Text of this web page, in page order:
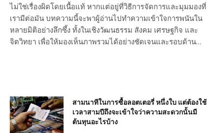
ไม่ใช่เรื่องผิดโดยเนื้อแท้ หากแต่อยู่ที่วิธีการจัดการและมุมมองที่
เรามีต่อมัน บทความนี้จะพาผู้อ่านไปทำความเข้าใจการพนันใน
หลายมิติอย่างลึกซึ้ง ทั้งในเชิงวัฒนธรรม สังคม เศรษฐกิจ และ
จิตวิทยา เพื่อให้มองเห็นภาพรวมได้อย่างชัดเจนและรอบด้าน…
สามนาทีในการซื้อลอตเตอรี่ หนึ่งใบ แต่ต้องใช้
เวลาสามปีถึงจะเข้าใจว่าความสะดวกนั้นมี
ต้นทุนอะไรบ้าง